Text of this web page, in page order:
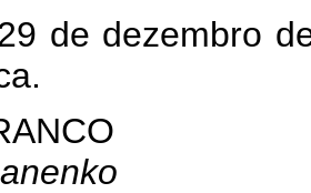
de dezembro